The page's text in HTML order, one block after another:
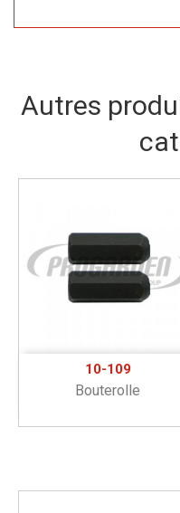
Autres
10-109
Bouterolle